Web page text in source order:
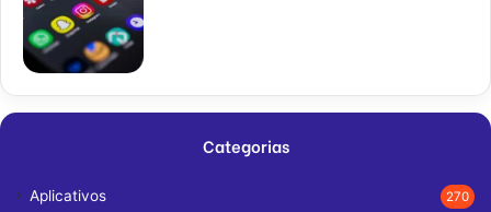
Categorias
Aplicativos 270